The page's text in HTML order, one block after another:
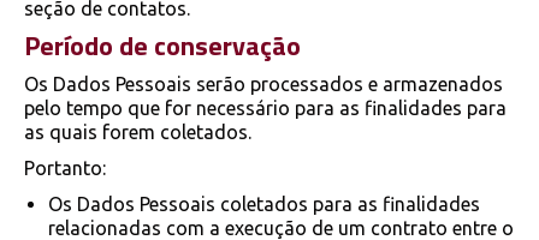
seção de contatos.
Período de conservação
Os Dados Pessoais serão processados e armazenados
pelo tempo que for necessário para as finalidades para
as quais forem coletados.
Portanto:
Os Dados Pessoais coletados para as finalidades
relacionadas com a execução de um contrato entre o